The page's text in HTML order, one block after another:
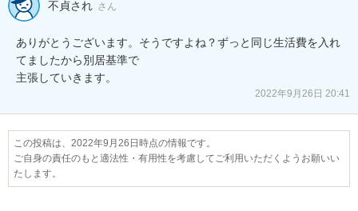
不貞され さん
ありがとうございます。そうですよね？ずっと同じ生活費を入れ
てましたから別居基準で
主張していきます。
2022年9月26日 20:41
この投稿は、2022年9月26日時点の情報です。
ご自身の責任のもと適法性・有用性を考慮してご利用いただくようお願いい
たします。